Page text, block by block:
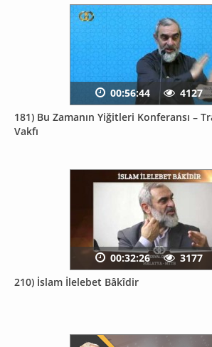
181) Bu Zamanın Yiğitleri Konferansı –
Vakfı
00:56:44 4127
210) İslam İlelebet Bâkîdir
00:32:26 3177